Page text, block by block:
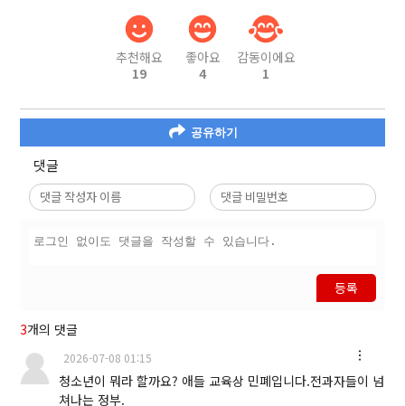
추천해요
19
좋아요
4
감동이에요
1
공유하기
댓글
등록
3개의 댓글
2026-07-08 01:15
청소년이 뭐라 할까요? 애들 교육상 민폐입니다.전과자들이 넘
쳐나는 정부.